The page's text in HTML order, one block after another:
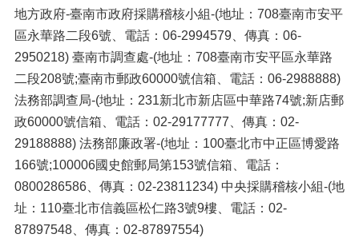
地方政府-臺南市政府採購稽核小組-(地址：708臺南市安平
區永華路二段6號、電話：06-2994579、傳真：06-
2950218) 臺南市調查處-(地址：708臺南市安平區永華路
二段208號;臺南市郵政60000號信箱、電話：06-2988888)
法務部調查局-(地址：231新北市新店區中華路74號;新店郵
政60000號信箱、電話：02-29177777、傳真：02-
29188888) 法務部廉政署-(地址：100臺北市中正區博愛路
166號;100006國史館郵局第153號信箱、電話：
0800286586、傳真：02-23811234) 中央採購稽核小組-(地
址：110臺北市信義區松仁路3號9樓、電話：02-
87897548、傳真：02-87897554)